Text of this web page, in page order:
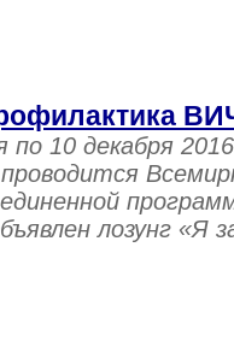
по 10 декабря
лозунг «Я